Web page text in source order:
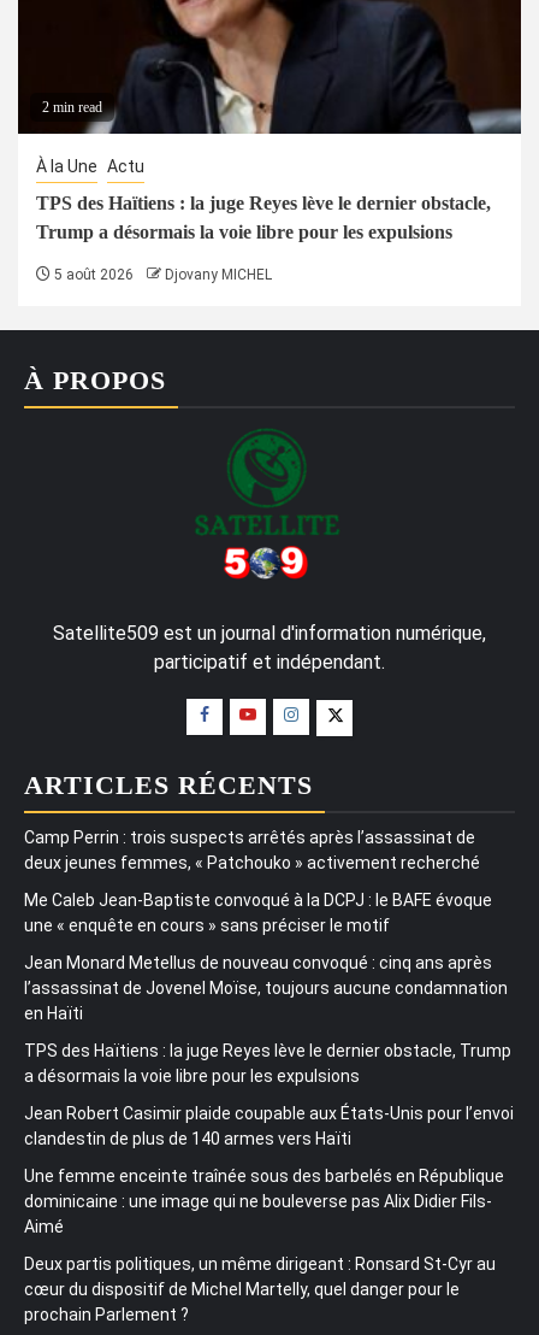
2 min read
À la Une Actu
TPS des Haïtiens : la juge Reyes lève le dernier obstacle,
Trump a désormais la voie libre pour les expulsions
5 août 2026 Djovany MICHEL
À PROPOS
Satellite509 est un journal d'information numérique,
participatif et indépendant.
ARTICLES RÉCENTS
Camp Perrin : trois suspects arrêtés après l’assassinat de
deux jeunes femmes, « Patchouko » activement recherché
Me Caleb Jean-Baptiste convoqué à la DCPJ : le BAFE évoque
une « enquête en cours » sans préciser le motif
Jean Monard Metellus de nouveau convoqué : cinq ans après
l’assassinat de Jovenel Moïse, toujours aucune condamnation
en Haïti
TPS des Haïtiens : la juge Reyes lève le dernier obstacle, Trump
a désormais la voie libre pour les expulsions
Jean Robert Casimir plaide coupable aux États-Unis pour l’envoi
clandestin de plus de 140 armes vers Haïti
Une femme enceinte traînée sous des barbelés en République
dominicaine : une image qui ne bouleverse pas Alix Didier Fils-
Aimé
Deux partis politiques, un même dirigeant : Ronsard St-Cyr au
cœur du dispositif de Michel Martelly, quel danger pour le
prochain Parlement ?